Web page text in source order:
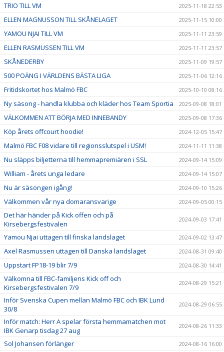
TRIO TILL VM 2025-11-18 22:53
ELLEN MAGNUSSON TILL SKÅNELAGET 2025-11-15 10:00
YAMOU NJAI TILL VM 2025-11-11 23:59
ELLEN RASMUSSEN TILL VM 2025-11-11 23:57
SKÅNEDERBY 2025-11-09 19:57
500 POÄNG I VÄRLDENS BÄSTA LIGA 2025-11-06 12:16
Fritidskortet hos Malmö FBC 2025-10-10 08:16
Ny säsong - handla klubba och kläder hos Team Sportia 2025-09-08 18:01
VÄLKOMMEN ATT BÖRJA MED INNEBANDY 2025-09-08 17:36
Köp årets offcourt hoodie! 2024-12-05 15:47
Malmö FBC F08 vidare till regionsslutspel i USM! 2024-11-11 11:38
Nu släpps biljetterna till hemmapremiären i SSL 2024-09-14 15:09
William - årets unga ledare 2024-09-14 15:07
Nu är säsongen igång! 2024-09-10 15:26
Välkommen vår nya domaransvarige 2024-09-05 00:15
Det här händer på Kick offen och på
Kirsebergsfestivalen
2024-09-03 17:41
Yamou Njai uttagen till finska landslaget 2024-09-02 13:47
Axel Rasmussen uttagen till Danska landslaget 2024-08-31 09:40
Uppstart FP18-19 blir 7/9 2024-08-30 14:41
Välkomna till FBC-familjens Kick off och
Kirsebergsfestivalen 7/9
2024-08-29 15:21
Inför Svenska Cupen mellan Malmö FBC och IBK Lund
30/8
2024-08-29 06:55
Inför match: Herr A spelar första hemmamatchen mot
IBK Genarp tisdag 27 aug
2024-08-26 11:33
Sol Johansen förlänger 2024-08-16 16:00